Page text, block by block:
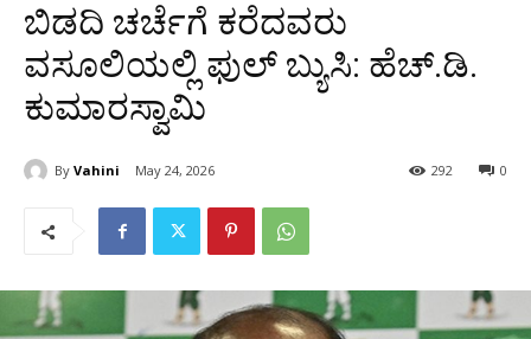
ಬಿಡದಿ ಚರ್ಚೆಗೆ ಕರೆದವರು
ವಸೂಲಿಯಲ್ಲಿ ಫುಲ್ ಬ್ಯುಸಿ: ಹೆಚ್.ಡಿ.
ಕುಮಾರಸ್ವಾಮಿ
By Vahini May 24, 2026 0
292